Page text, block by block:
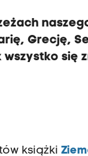
Grecję,
się
książki